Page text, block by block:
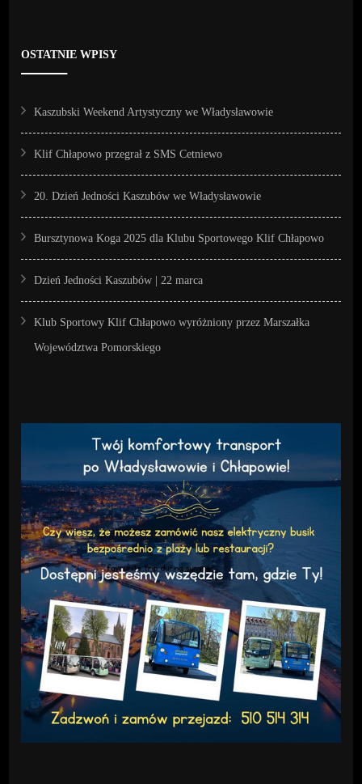
OSTATNIE WPISY
Kaszubski Weekend Artystyczny we Władysławowie
Klif Chłapowo przegrał z SMS Cetniewo
20. Dzień Jedności Kaszubów we Władysławowie
Bursztynowa Koga 2025 dla Klubu Sportowego Klif Chłapowo
Dzień Jedności Kaszubów | 22 marca
Klub Sportowy Klif Chłapowo wyróżniony przez Marszałka
Województwa Pomorskiego